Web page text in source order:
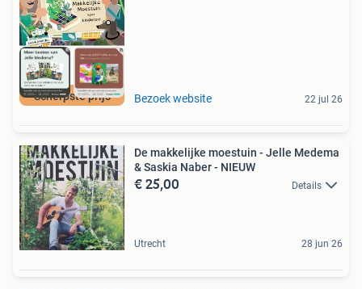
Scherpste prijs Bezoek website 22 jul 26
De makkelijke moestuin - Jelle Medema
& Saskia Naber - NIEUW
€ 25,00 Details
Utrecht 28 jun 26